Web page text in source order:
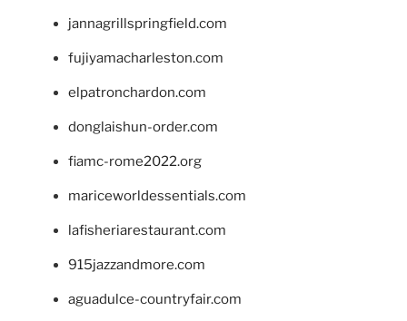
jannagrillspringfield.com
fujiyamacharleston.com
elpatronchardon.com
donglaishun-order.com
fiamc-rome2022.org
mariceworldessentials.com
lafisheriarestaurant.com
915jazzandmore.com
aguadulce-countryfair.com